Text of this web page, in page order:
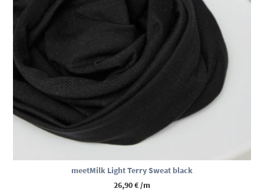
meetMilk Light Terry Sweat black
26,90€/m